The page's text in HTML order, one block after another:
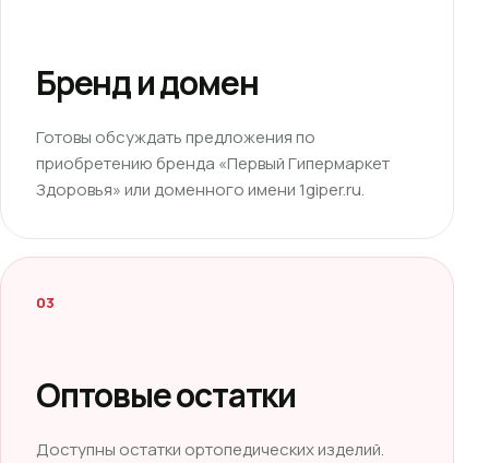
Бренд и домен
Готовы обсуждать предложения по
приобретению бренда «Первый Гипермаркет
Здоровья» или доменного имени 1giper.ru.
03
Оптовые остатки
Доступны остатки ортопедических изделий.